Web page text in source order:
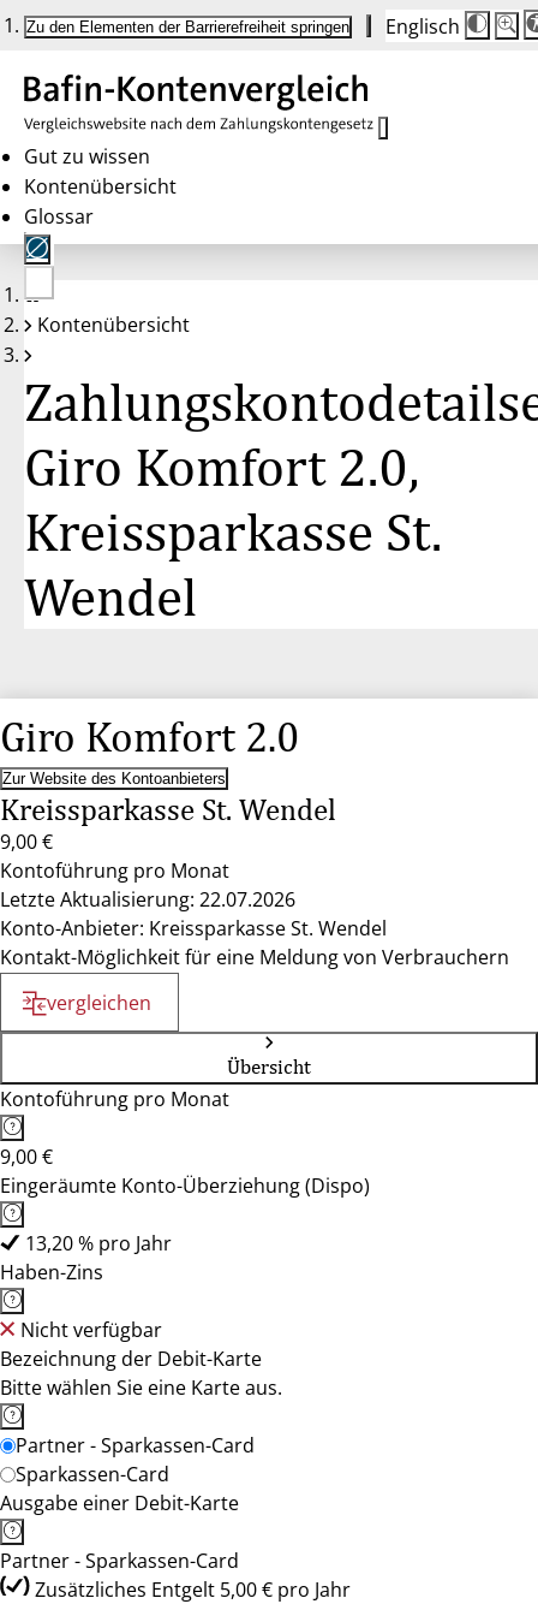
Zu den Elementen der Barrierefreiheit springen Englisch
Die
auf
100
100
Gut zu wissen
Kontenübersicht
Glossar
Keine
Konten
Kontenübersicht
Giro Komfort 2.0,
Kreissparkasse St.
Wendel
Giro Komfort 2.0
Zur Website des Kontoanbieters
Kreissparkasse St. Wendel
9,00 €
Kontoführung pro Monat
Letzte Aktualisierung: 22.07.2026
Konto-Anbieter: Kreissparkasse St. Wendel
Kontakt-Möglichkeit für eine Meldung von Verbrauchern
vergleichen
Übersicht
Kontoführung pro Monat
9,00 €
Eingeräumte Konto-Überziehung (Dispo)
13,20 % pro Jahr
Haben-Zins
Nicht verfügbar
Bezeichnung der Debit-Karte
Bitte wählen Sie eine Karte aus.
Partner - Sparkassen-Card
Sparkassen-Card
Ausgabe einer Debit-Karte
Partner - Sparkassen-Card
Zusätzliches Entgelt 5,00 € pro Jahr